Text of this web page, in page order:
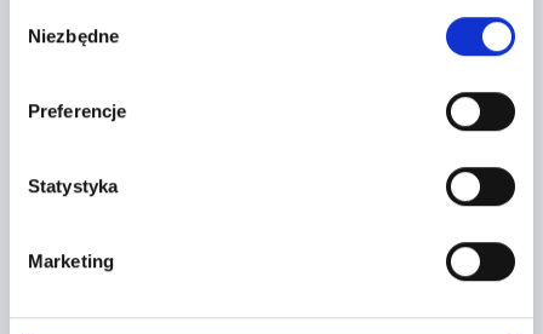
zgody
Niezbędne
Preferencje
Statystyka
Marketing
contributors